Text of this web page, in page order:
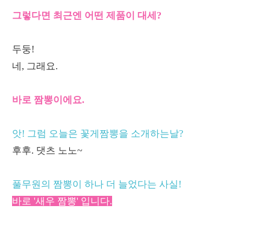
그렇다면 최근엔 어떤 제품이 대세?
두둥!
네, 그래요.
바로 짬뽕이에요.
앗! 그럼 오늘은 꽃게짬뽕을 소개하는날?
후후. 댓츠 노노~
풀무원의 짬뽕이 하나 더 늘었다는 사실!
바로 '새우 짬뽕' 입니다.